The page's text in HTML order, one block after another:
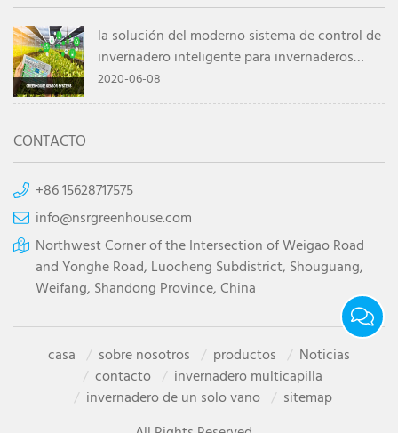
la solución del moderno sistema de control de
invernadero inteligente para invernaderos
agrícolas
2020-06-08
CONTACTO
+86 15628717575
info@nsrgreenhouse.com
Northwest Corner of the Intersection of Weigao Road
and Yonghe Road, Luocheng Subdistrict, Shouguang,
Weifang, Shandong Province, China
casa sobre nosotros productos
Noticias
contacto
invernadero multicapilla
invernadero de un solo vano
sitemap